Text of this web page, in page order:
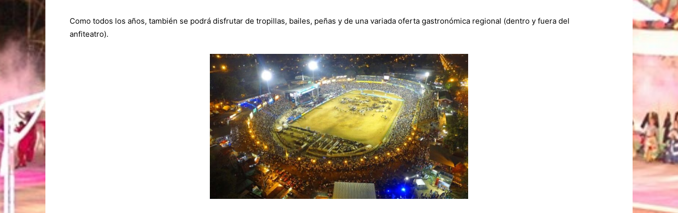
Como todos los años, también se podrá disfrutar de tropillas, bailes, peñas y de una variada oferta gastronómica regional (dentro y fuera del
anfiteatro).